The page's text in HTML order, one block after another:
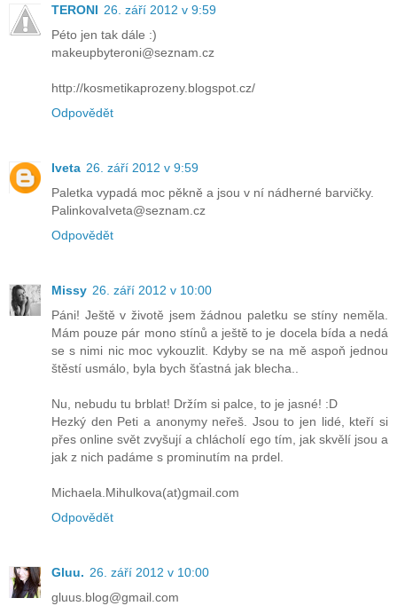
TERONI 26. září 2012 v 9:59
Péto jen tak dále :)
makeupbyteroni@seznam.cz
http://kosmetikaprozeny.blogspot.cz/
Odpovědět
Iveta 26. září 2012 v 9:59
Paletka vypadá moc pěkně a jsou v ní nádherné barvičky.
PalinkovaIveta@seznam.cz
Odpovědět
Missy 26. září 2012 v 10:00
Páni! Ještě v životě jsem žádnou paletku se stíny neměla.
Mám pouze pár mono stínů a ještě to je docela bída a nedá
se s nimi nic moc vykouzlit. Kdyby se na mě aspoň jednou
štěstí usmálo, byla bych šťastná jak blecha..
Nu, nebudu tu brblat! Držím si palce, to je jasné! :D
Hezký den Peti a anonymy neřeš. Jsou to jen lidé, kteří si
přes online svět zvyšují a chlácholí ego tím, jak skvělí jsou a
jak z nich padáme s prominutím na prdel.
Michaela.Mihulkova(at)gmail.com
Odpovědět
Gluu. 26. září 2012 v 10:00
gluus.blog@gmail.com